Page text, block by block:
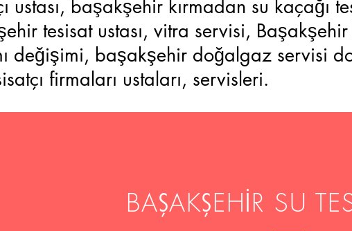
ustası, başakşehir kırmadan su kaçağı
tesisat ustası, vitra servisi,
değişimi, başakşehir doğalgaz servisi
firmaları ustaları, servisleri.
BAŞAKŞEHİR SU